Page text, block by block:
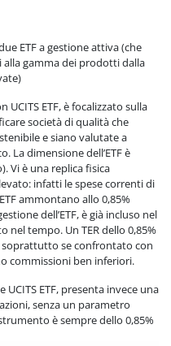
ETF a gestione attiva (che
gamma dei prodotti dalla
ETF, è focalizzato sulla
società di qualità che
e siano valutate a
La dimensione dell’ETF è
Vi è una replica fisica
infatti le spese correnti di
ammontano allo 0,85%
dell’ETF, è già incluso nel
nel tempo. Un TER dello 0,85%
soprattutto se confrontato con
commissioni ben inferiori.
ETF, presenta invece una
senza un parametro
è sempre dello 0,85%